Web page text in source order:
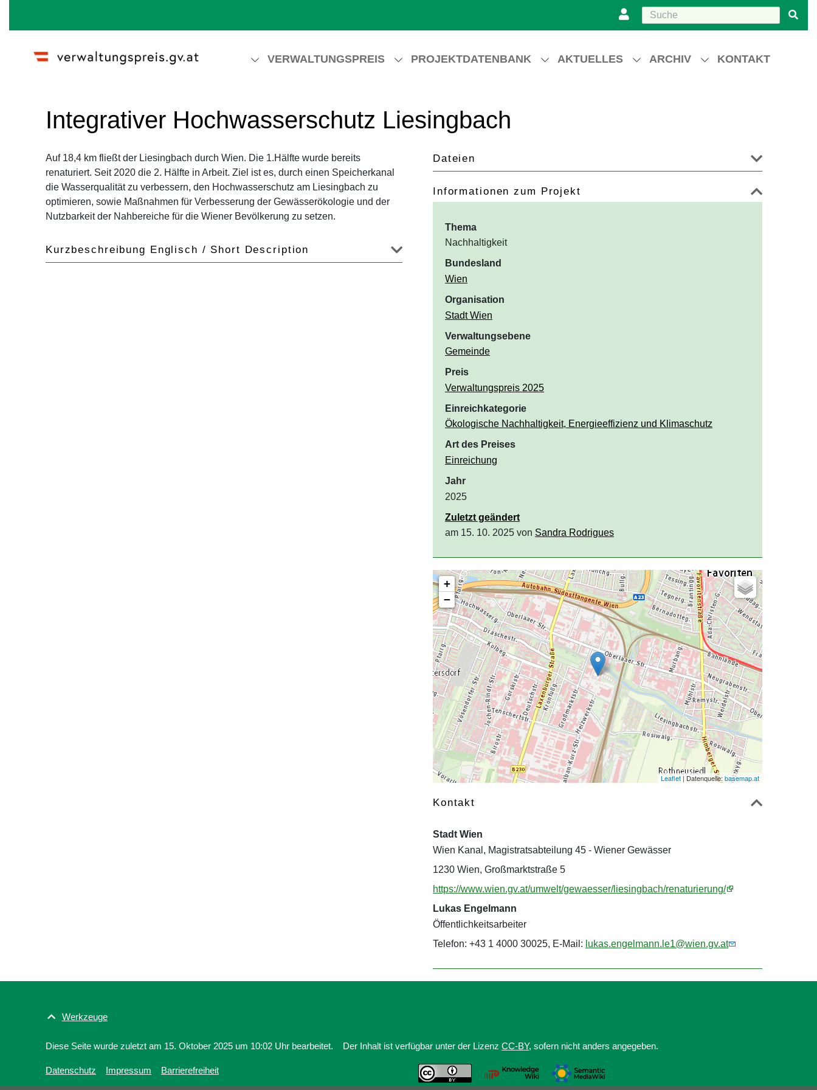
VERWALTUNGSPREIS PROJEKTDATENBANK AKTUELLES ARCHIV KONTAKT
Integrativer Hochwasserschutz Liesingbach
Dateien
Informationen zum Projekt
Thema
Nachhaltigkeit
Bundesland
Wien
Organisation
Stadt Wien
Verwaltungsebene
Gemeinde
Preis
Verwaltungspreis 2025
Einreichkategorie
Ökologische Nachhaltigkeit, Energieeffizienz und Klimaschutz
Art des Preises
Einreichung
Jahr
2025
Zuletzt geändert
am 15. 10. 2025 von Sandra Rodrigues
+
−
Leaflet | Datenquelle: basemap.at
Kontakt
Stadt Wien
Wien Kanal, Magistratsabteilung 45 - Wiener Gewässer
1230 Wien, Großmarktstraße 5
https://www.wien.gv.at/umwelt/gewaesser/liesingbach/renaturierung/
Lukas Engelmann
Öffentlichkeitsarbeiter
Telefon: +43 1 4000 30025, E-Mail: lukas.engelmann.le1@wien.gv.at
Auf 18,4 km fließt der Liesingbach durch Wien. Die 1.Hälfte wurde bereits
renaturiert. Seit 2020 die 2. Hälfte in Arbeit. Ziel ist es, durch einen Speicherkanal
die Wasserqualität zu verbessern, den Hochwasserschutz am Liesingbach zu
optimieren, sowie Maßnahmen für Verbesserung der Gewässerökologie und der
Nutzbarkeit der Nahbereiche für die Wiener Bevölkerung zu setzen.
Kurzbeschreibung Englisch / Short Description
Werkzeuge
Diese Seite wurde zuletzt am 15. Oktober 2025 um 10:02 Uhr bearbeitet. Der Inhalt ist verfügbar unter der Lizenz CC-BY, sofern nicht anders angegeben.
Datenschutz Impressum Barrierefreiheit